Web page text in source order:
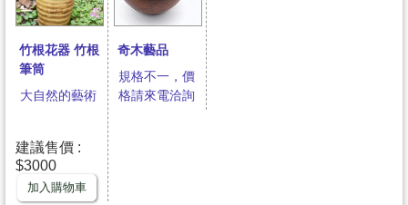
竹根花器 竹根
筆筒
大自然的藝術
建議售價 :
$3000
加入購物車
奇木藝品
規格不一，價
格請來電洽詢